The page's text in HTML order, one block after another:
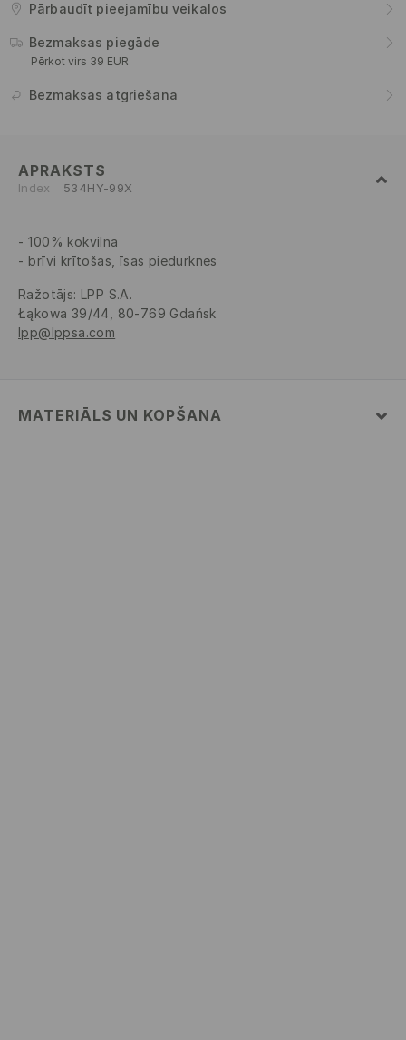
Pārbaudīt pieejamību veikalos
Bezmaksas piegāde
Pērkot virs 39 EUR
Bezmaksas atgriešana
APRAKSTS
Index 534HY-99X
100% kokvilna
brīvi krītošas, īsas piedurknes
Ražotājs: LPP S.A.
Łąkowa 39/44, 80-769 Gdańsk
lpp@lppsa.com
MATERIĀLS UN KOPŠANA